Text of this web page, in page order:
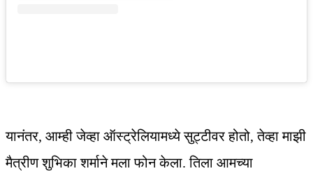
यानंतर, आम्ही जेव्हा ऑस्ट्रेलियामध्ये सुट्टीवर होतो, तेव्हा माझी
मैत्रीण शुभिका शर्माने मला फोन केला. तिला आमच्या